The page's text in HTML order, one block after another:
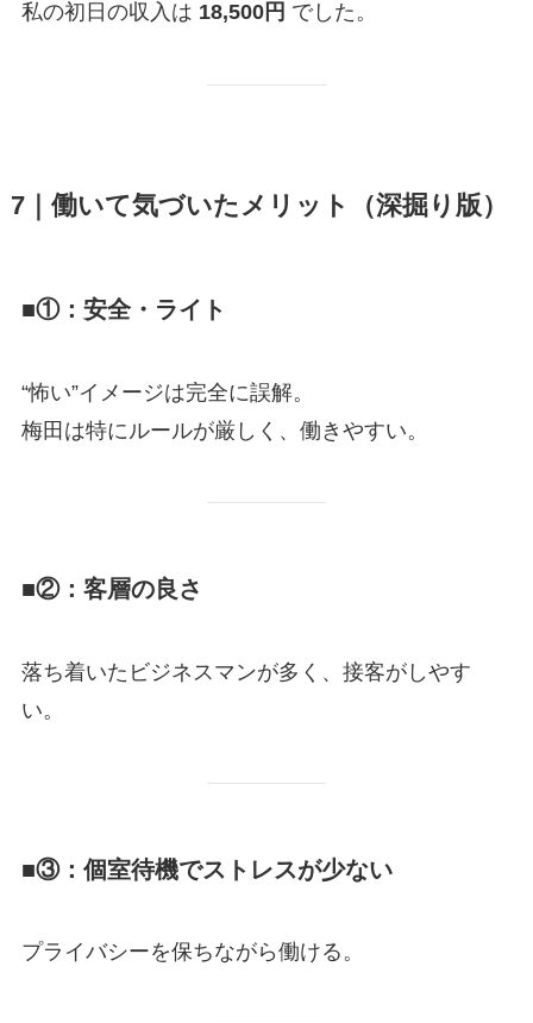
私の初日の収入は 18,500円 でした。
7｜働いて気づいたメリット（深掘り版）
■①：安全・ライト
“怖い”イメージは完全に誤解。
梅田は特にルールが厳しく、働きやすい。
■②：客層の良さ
落ち着いたビジネスマンが多く、接客がしやす
い。
■③：個室待機でストレスが少ない
プライバシーを保ちながら働ける。